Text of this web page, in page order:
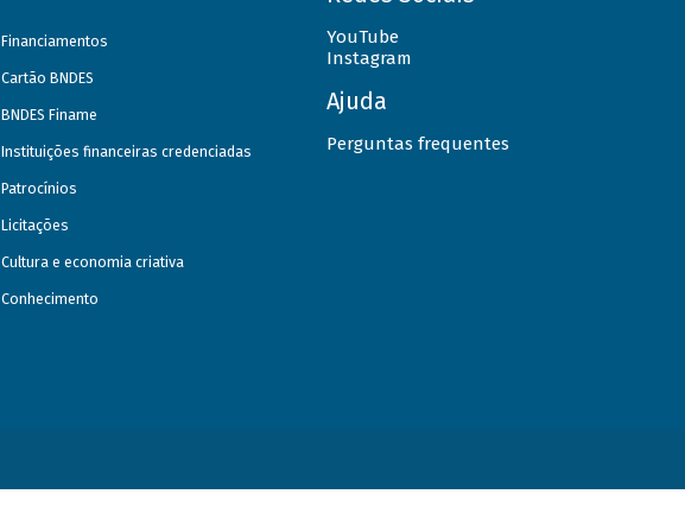
Financiamentos
Cartão BNDES
BNDES Finame
Instituições financeiras credenciadas
Patrocínios
Licitações
Cultura e economia criativa
Conhecimento
YouTube
Instagram
Ajuda
Perguntas frequentes